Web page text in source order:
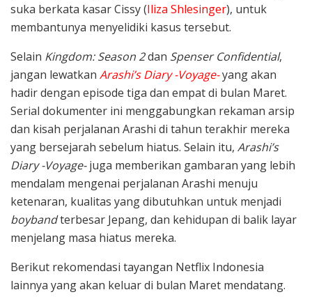
suka berkata kasar Cissy (Iliza Shlesinger), untuk
membantunya menyelidiki kasus tersebut.
Selain Kingdom: Season 2dan Spenser Confidential,
jangan lewatkan Arashi’s Diary -Voyage-yang akan
hadir dengan episode tiga dan empat di bulan Maret.
Serial dokumenter ini menggabungkan rekaman arsip
dan kisah perjalanan Arashi di tahun terakhir mereka
yang bersejarah sebelum hiatus. Selain itu, Arashi’s
Diary -Voyage-juga memberikan gambaran yang lebih
mendalam mengenai perjalanan Arashi menuju
ketenaran, kualitas yang dibutuhkan untuk menjadi
boybandterbesar Jepang, dan kehidupan di balik layar
menjelang masa hiatus mereka.
Berikut rekomendasi tayangan Netflix Indonesia
lainnya yang akan keluar di bulan Maret mendatang.